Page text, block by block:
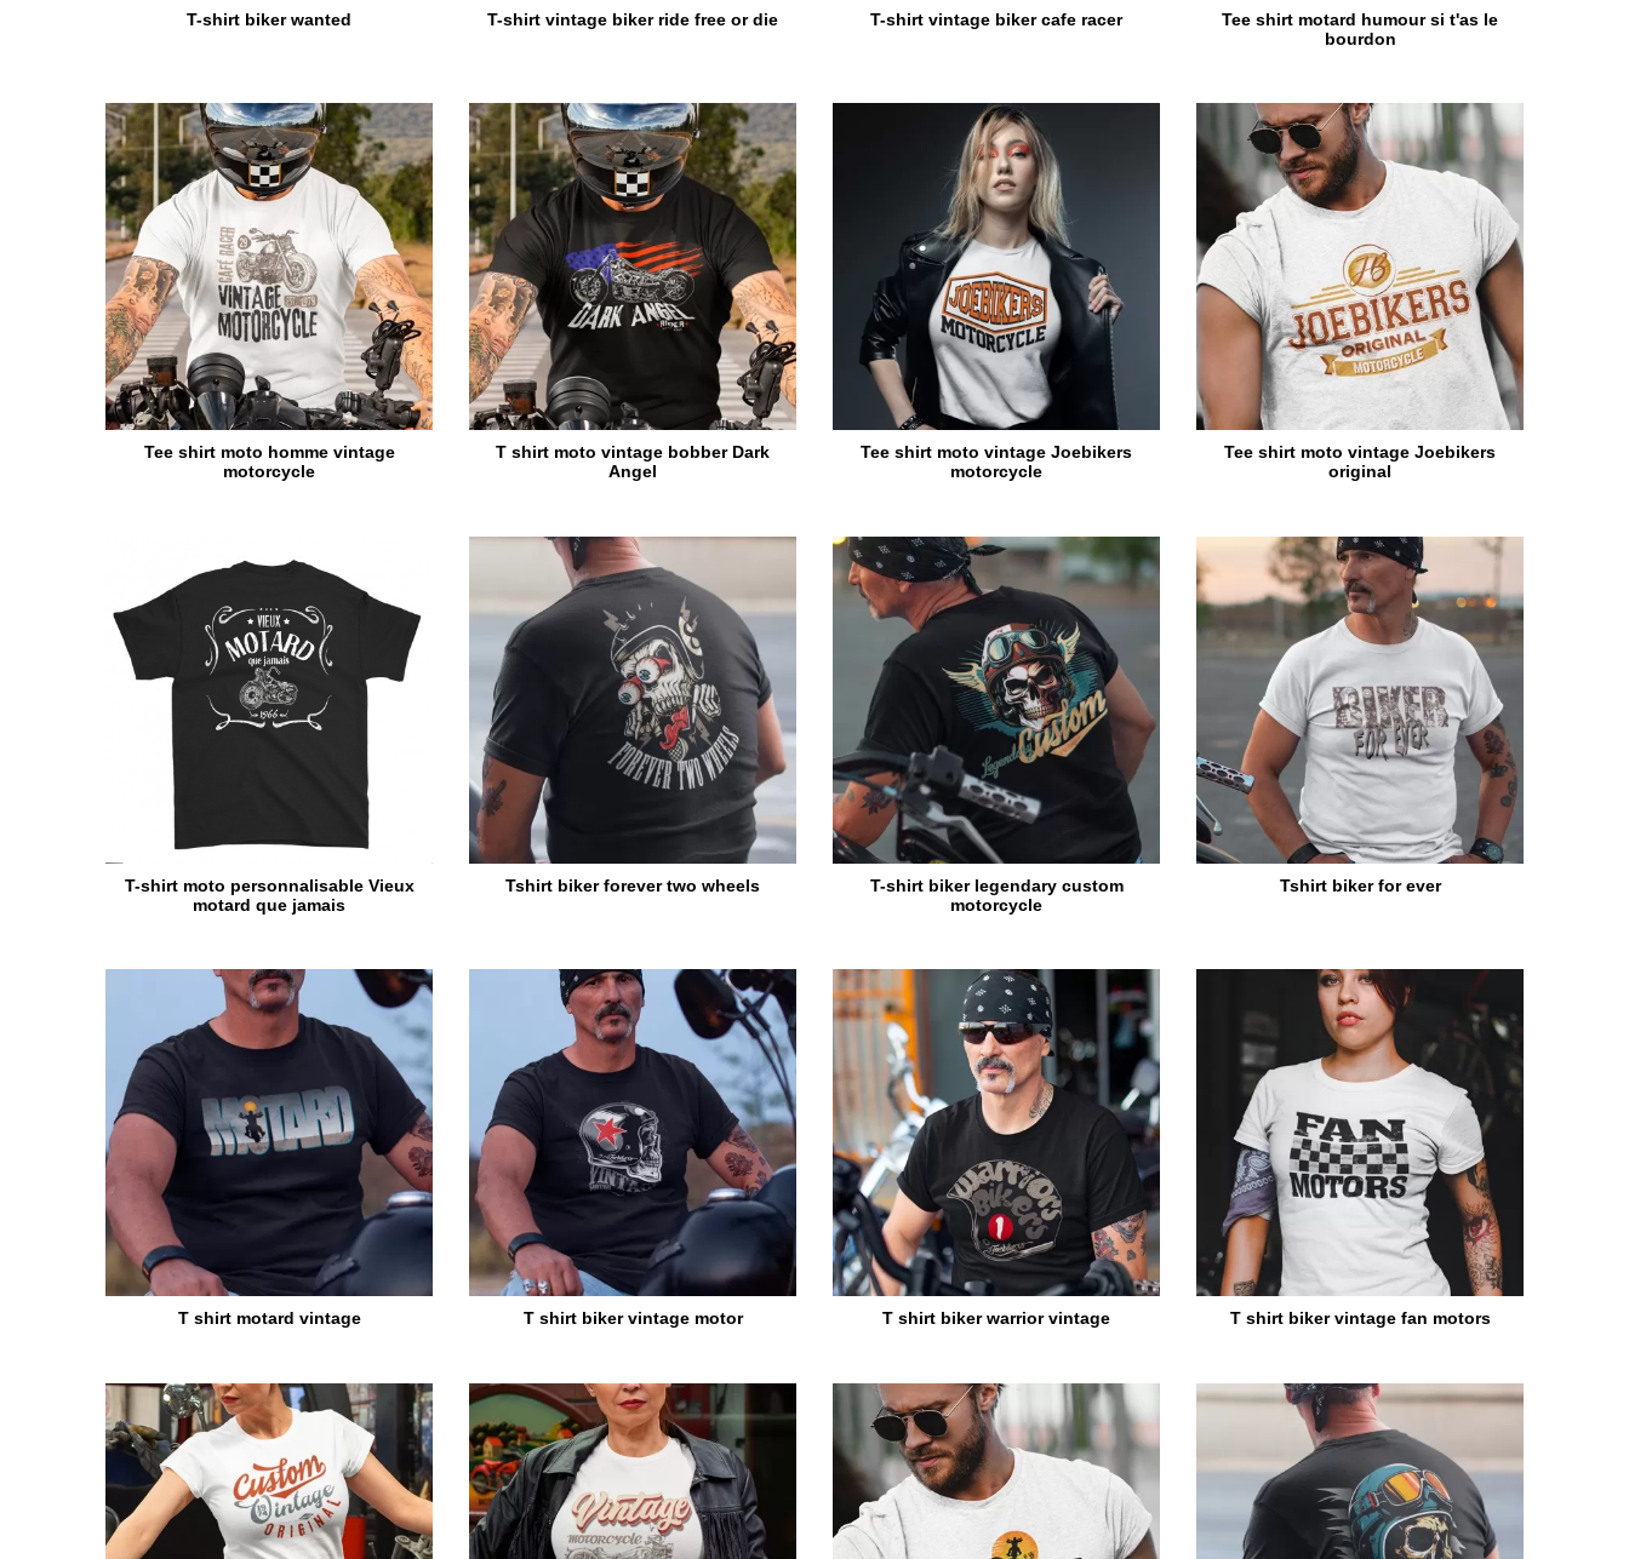
T-shirt biker wanted T-shirt vintage biker ride free or die T-shirt vintage biker cafe racer
Tee shirt motard humour si t'as le
bourdon
Tee shirt moto homme vintage
motorcycle
T shirt moto vintage bobber Dark
Angel
Tee shirt moto vintage Joebikers
motorcycle
Tee shirt moto vintage Joebikers
original
T-shirt moto personnalisable Vieux
motard que jamais
Tshirt biker forever two wheels
T-shirt biker legendary custom
motorcycle
Tshirt biker for ever
T shirt motard vintage T shirt biker vintage motor T shirt biker warrior vintage T shirt biker vintage fan motors